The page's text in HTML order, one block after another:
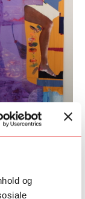
og
av utstillingen